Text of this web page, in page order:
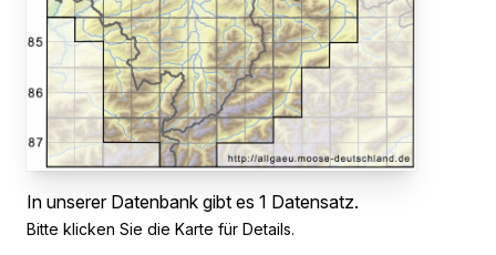
In unserer Datenbank gibt es 1 Datensatz.
Bitte klicken Sie die Karte für Details.